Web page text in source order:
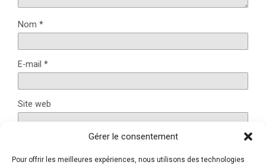
Gérer le consentement
Pour offrir les meilleures expériences, nous utilisons des technologies
Nom *
E-mail *
Site web